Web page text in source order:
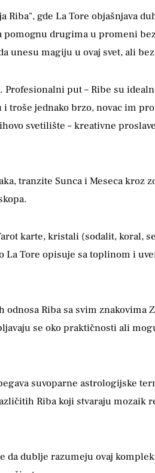
Riba", gde La Tore objašnjava
drugima u promeni
unesu magiju u ovaj svet, ali
Profesionalni put – Ribe su
troše jednako brzo, novac im
svetilište – kreativne
tranzite Sunca i Meseca kroz
karte, kristali (sodalit, koral,
Tore opisuje sa toplinom i
Riba sa svim znakovima
se oko praktičnosti ali
suvoparne astrologijske
Riba koji stvaraju mozaik
dublje razumeju ovaj